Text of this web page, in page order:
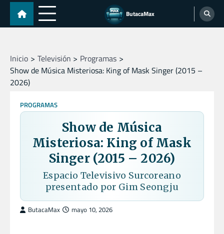
Skip
content
ButacaMax
Inicio Televisión
Programas
Show de Música Misteriosa: King of Mask Singer (2015 –
2026)
PROGRAMAS
Show de Música
Misteriosa: King of Mask
Singer (2015 – 2026)
Espacio Televisivo Surcoreano
presentado por Gim Seongju
ButacaMax mayo 10, 2026